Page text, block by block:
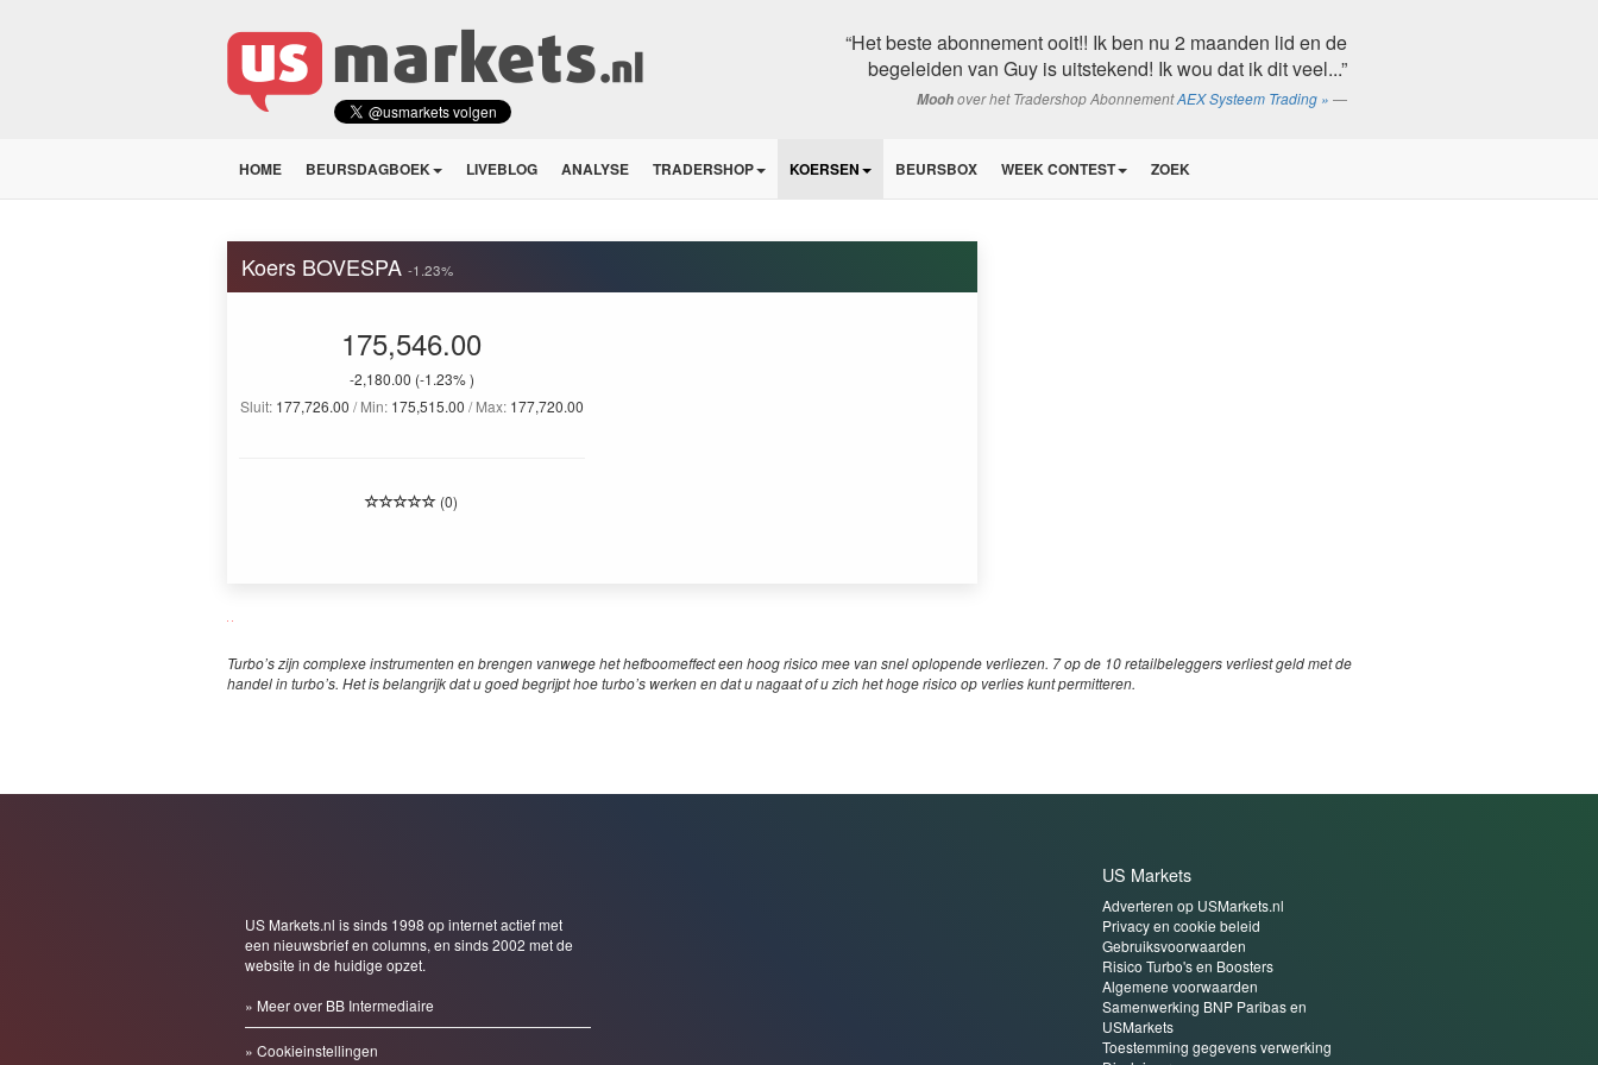
“Het beste abonnement ooit!! Ik ben nu 2 maanden lid en de
begeleiden van Guy is uitstekend! Ik wou dat ik dit veel...”
Moohover het Tradershop AbonnementAEX Systeem Trading »
HOME BEURSDAGBOEK LIVEBLOG ANALYSE TRADERSHOP KOERSEN BEURSBOX WEEK CONTEST ZOEK
Koers BOVESPA -1.23%
175,546.00
-2,180.00 (-1.23% )
Sluit:177,726.00 / Min:175,515.00 / Max:177,720.00
(0)
Turbo’s zijn complexe instrumenten en brengen vanwege het hefboomeffect een hoog risico mee van snel oplopende verliezen. 7 op de 10 retailbeleggers verliest geld met de
handel in turbo’s. Het is belangrijk dat u goed begrijpt hoe turbo’s werken en dat u nagaat of u zich het hoge risico op verlies kunt permitteren.
US Markets.nl is sinds 1998 op internet actief met
een nieuwsbrief en columns, en sinds 2002 met de
website in de huidige opzet.
» Meer over BB Intermediaire
» Cookieinstellingen
US Markets
Adverteren op USMarkets.nl
Privacy en cookie beleid
Gebruiksvoorwaarden
Risico Turbo's en Boosters
Algemene voorwaarden
Samenwerking BNP Paribas en
USMarkets
Toestemming gegevens verwerking